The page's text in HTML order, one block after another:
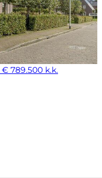
€ 789.500 k.k.